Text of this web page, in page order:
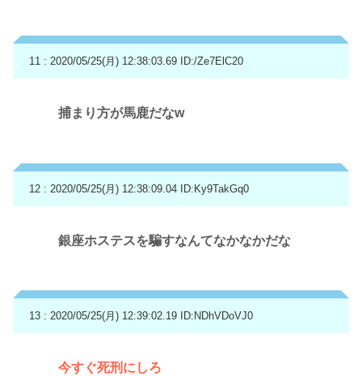
11 : 2020/05/25(月) 12:38:03.69 ID:/Ze7ElC20
捕まり方が馬鹿だなw
12 : 2020/05/25(月) 12:38:09.04 ID:Ky9TakGq0
銀座ホステスを騙すなんてなかなかだな
13 : 2020/05/25(月) 12:39:02.19 ID:NDhVDoVJ0
今すぐ死刑にしろ